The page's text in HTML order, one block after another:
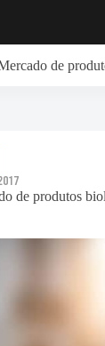
de
de produtos